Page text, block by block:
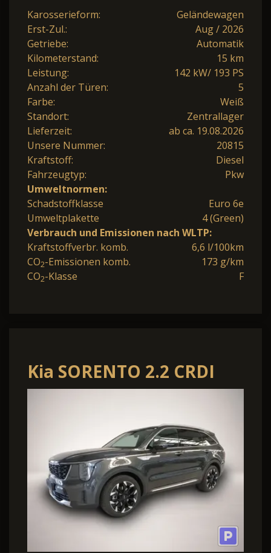
Karosserieform:
Geländewagen
Erst-Zul.:
Aug / 2026
Getriebe:
Automatik
Kilometerstand:
15 km
Leistung:
142 kW/ 193 PS
Anzahl der Türen:
5
Farbe:
Weiß
Standort:
Zentrallager
Lieferzeit:
ab ca. 19.08.2026
Unsere Nummer:
20815
Kraftstoff:
Diesel
Fahrzeugtyp:
Pkw
Umweltnormen:
Schadstoffklasse
Euro 6e
Umweltplakette
4 (Green)
Verbrauch und Emissionen nach WLTP:
Kraftstoffverbr. komb.
6,6 l/100km
CO2-Emissionen komb.
173 g/km
CO2-Klasse F
Kia SORENTO 2.2 CRDI
AWD DCT8 PLATINUM
LEDER NAPPA P